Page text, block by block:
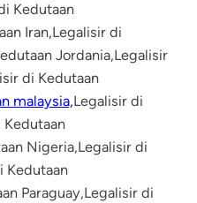
Kedutaan
Iran,Legalisir di
Jordania,Legalisir
di Kedutaan
malaysia,Legalisir di
Nigeria,Legalisir di
Kedutaan
Paraguay,Legalisir di